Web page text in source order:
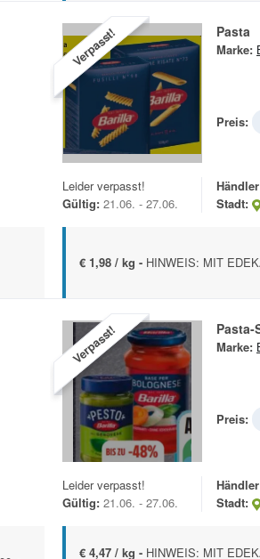
Verpasst! Pasta
Marke:
Preis:
Leider verpasst!
Gültig: 21.06. - 27.06.
Stadt:
€ 1,98 / kg - HINWEIS: MIT
Verpasst! Pasta-
Marke:
Preis:
Leider verpasst!
Gültig: 21.06. - 27.06.
Stadt:
€ 4,47 / kg - HINWEIS: MIT